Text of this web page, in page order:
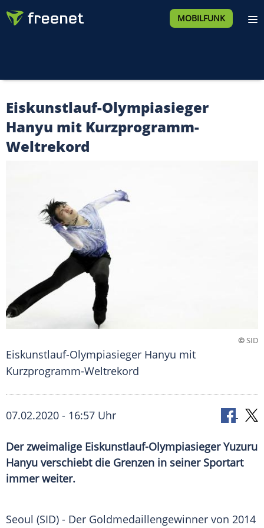
MOBILFUNK
Eiskunstlauf-Olympiasieger
Hanyu mit Kurzprogramm-
Weltrekord
©SID
Eiskunstlauf-Olympiasieger Hanyu mit
Kurzprogramm-Weltrekord
07.02.2020 - 16:57 Uhr
Der zweimalige Eiskunstlauf-Olympiasieger Yuzuru
Hanyu verschiebt die Grenzen in seiner Sportart
immer weiter.
Seoul (SID) - Der Goldmedaillengewinner von 2014